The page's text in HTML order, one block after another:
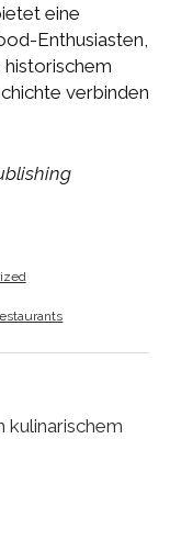
eine
Enthusiasten,
verbinden
kulinarischem